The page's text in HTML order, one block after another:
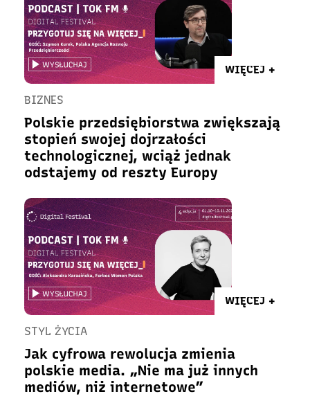
WIĘCEJ +
BIZNES
Polskie przedsiębiorstwa zwiększają
stopień swojej dojrzałości
technologicznej, wciąż jednak
odstajemy od reszty Europy
WIĘCEJ +
STYL ŻYCIA
Jak cyfrowa rewolucja zmienia
polskie media. „Nie ma już innych
mediów, niż internetowe”